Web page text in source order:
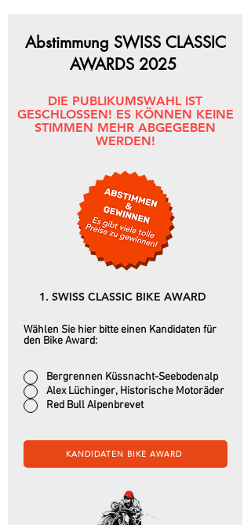
Abstimmung SWISS CLASSIC
AWARDS 2025
DIE PUBLIKUMSWAHL IST
GESCHLOSSEN! ES KÖNNEN KEINE
STIMMEN MEHR ABGEGEBEN
WERDEN!
1. SWISS CLASSIC BIKE AWARD
Wählen Sie hier bitte einen Kandidaten für
den Bike Award:
Bergrennen Küssnacht-Seebodenalp
Alex Lüchinger, Historische Motoräder
Red Bull Alpenbrevet
KANDIDATEN BIKE AWARD